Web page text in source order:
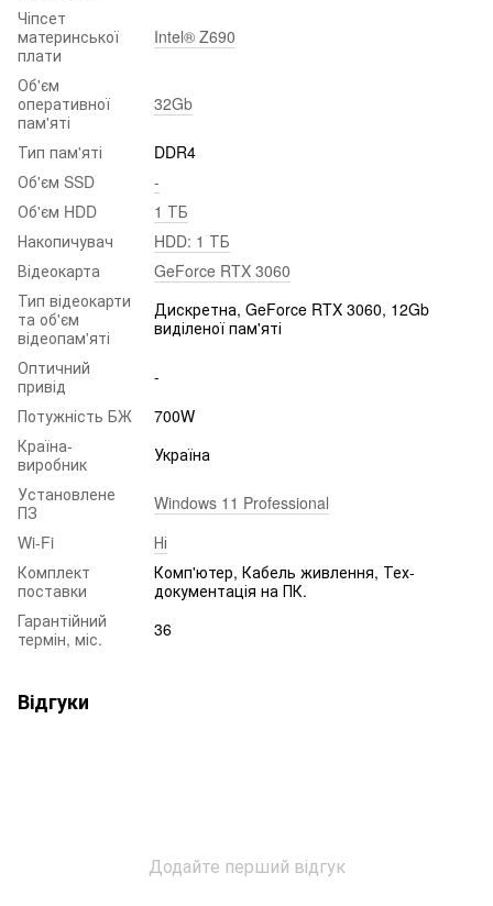
Чіпсет
материнської
плати
Intel® Z690
Об'єм
оперативної
пам'яті
32Gb
Тип пам'яті
DDR4
Об'єм SSD
-
Об'єм HDD
1 ТБ
Накопичувач
HDD: 1 ТБ
Відеокарта
GeForce RTX 3060
Тип відеокарти
та об'єм
відеопам'яті
Дискретна, GeForce RTX 3060, 12Gb
виділеної пам'яті
Оптичний
привід
-
Потужність БЖ
700W
Країна-
виробник
Україна
Установлене
ПЗ
Windows 11 Professional
Wi-Fi
Ні
Комплект
поставки
Комп'ютер, Кабель живлення, Тех-
документація на ПК.
Гарантійний
термін, міс.
36
Відгуки
Додайте перший відгук